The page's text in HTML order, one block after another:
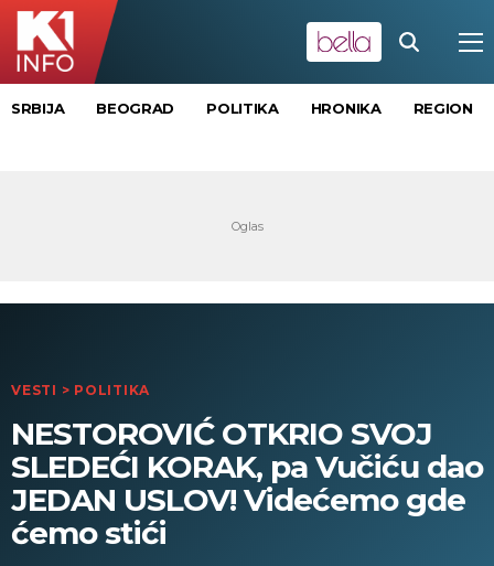
SRBIJA BEOGRAD POLITIKA HRONIKA REGION
VESTI > POLITIKA
NESTOROVIĆ OTKRIO SVOJ
SLEDEĆI KORAK, pa Vučiću dao
JEDAN USLOV! Videćemo gde
ćemo stići